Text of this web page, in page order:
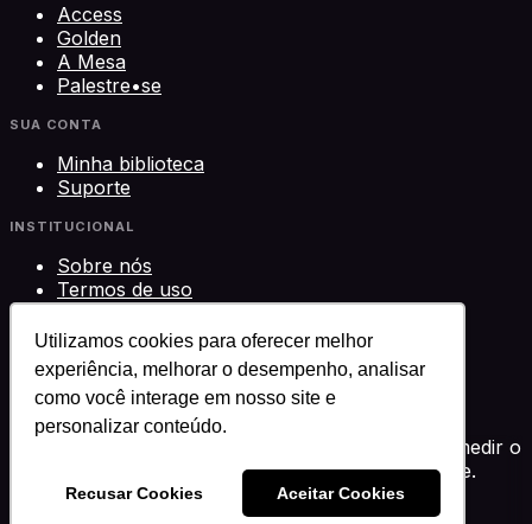
Utilizamos cookies para oferecer melhor
experiência, melhorar o desempenho, analisar
como você interage em nosso site e
personalizar conteúdo.
Recusar Cookies Aceitar Cookies
Access
Golden
A Mesa
Palestre•se
SUA CONTA
Minha biblioteca
Suporte
INSTITUCIONAL
Sobre nós
Termos de uso
Privacidade
Contato
2026Science Play Cursos LTDA · CNPJ
33.612.911/0001-29 · Brasília, DFScience Play®
Usamos cookies para melhorar sua experiência, medir o
desempenho e personalizar conteúdo. Você decide.
Política de privacidade